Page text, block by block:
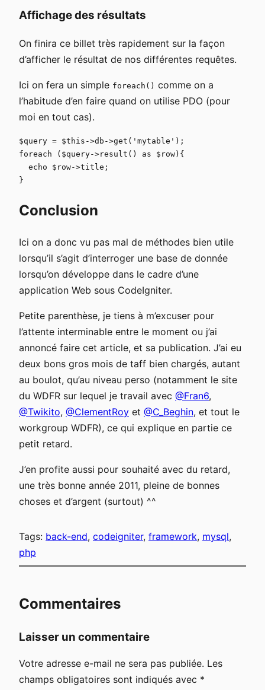
Affichage des résultats
On finira ce billet très rapidement sur la façon
d’afficher le résultat de nos différentes requêtes.
Ici on fera un simple foreach() comme on a
l’habitude d’en faire quand on utilise PDO (pour
moi en tout cas).
$query = $this->db->get('mytable');
foreach ($query->result() as $row){
  echo $row->title;
Conclusion
Ici on a donc vu pas mal de méthodes bien utile
lorsqu’il s’agit d’interroger une base de donnée
lorsqu’on développe dans le cadre d’une
application Web sous CodeIgniter.
Petite parenthèse, je tiens à m’excuser pour
l’attente interminable entre le moment ou j’ai
annoncé faire cet article, et sa publication. J’ai eu
deux bons gros mois de taff bien chargés, autant
au boulot, qu’au niveau perso (notamment le site
du WDFR sur lequel je travail avec @Fran6,
@Twikito, @ClementRoy et @C_Beghin, et tout le
workgroup WDFR), ce qui explique en partie ce
petit retard.
J’en profite aussi pour souhaité avec du retard,
une très bonne année 2011, pleine de bonnes
choses et d’argent (surtout) ^^
Tags: back-end, codeigniter, framework, mysql
php
Commentaires
Laisser un commentaire
Votre adresse e-mail ne sera pas publiée. Les
champs obligatoires sont indiqués avec *